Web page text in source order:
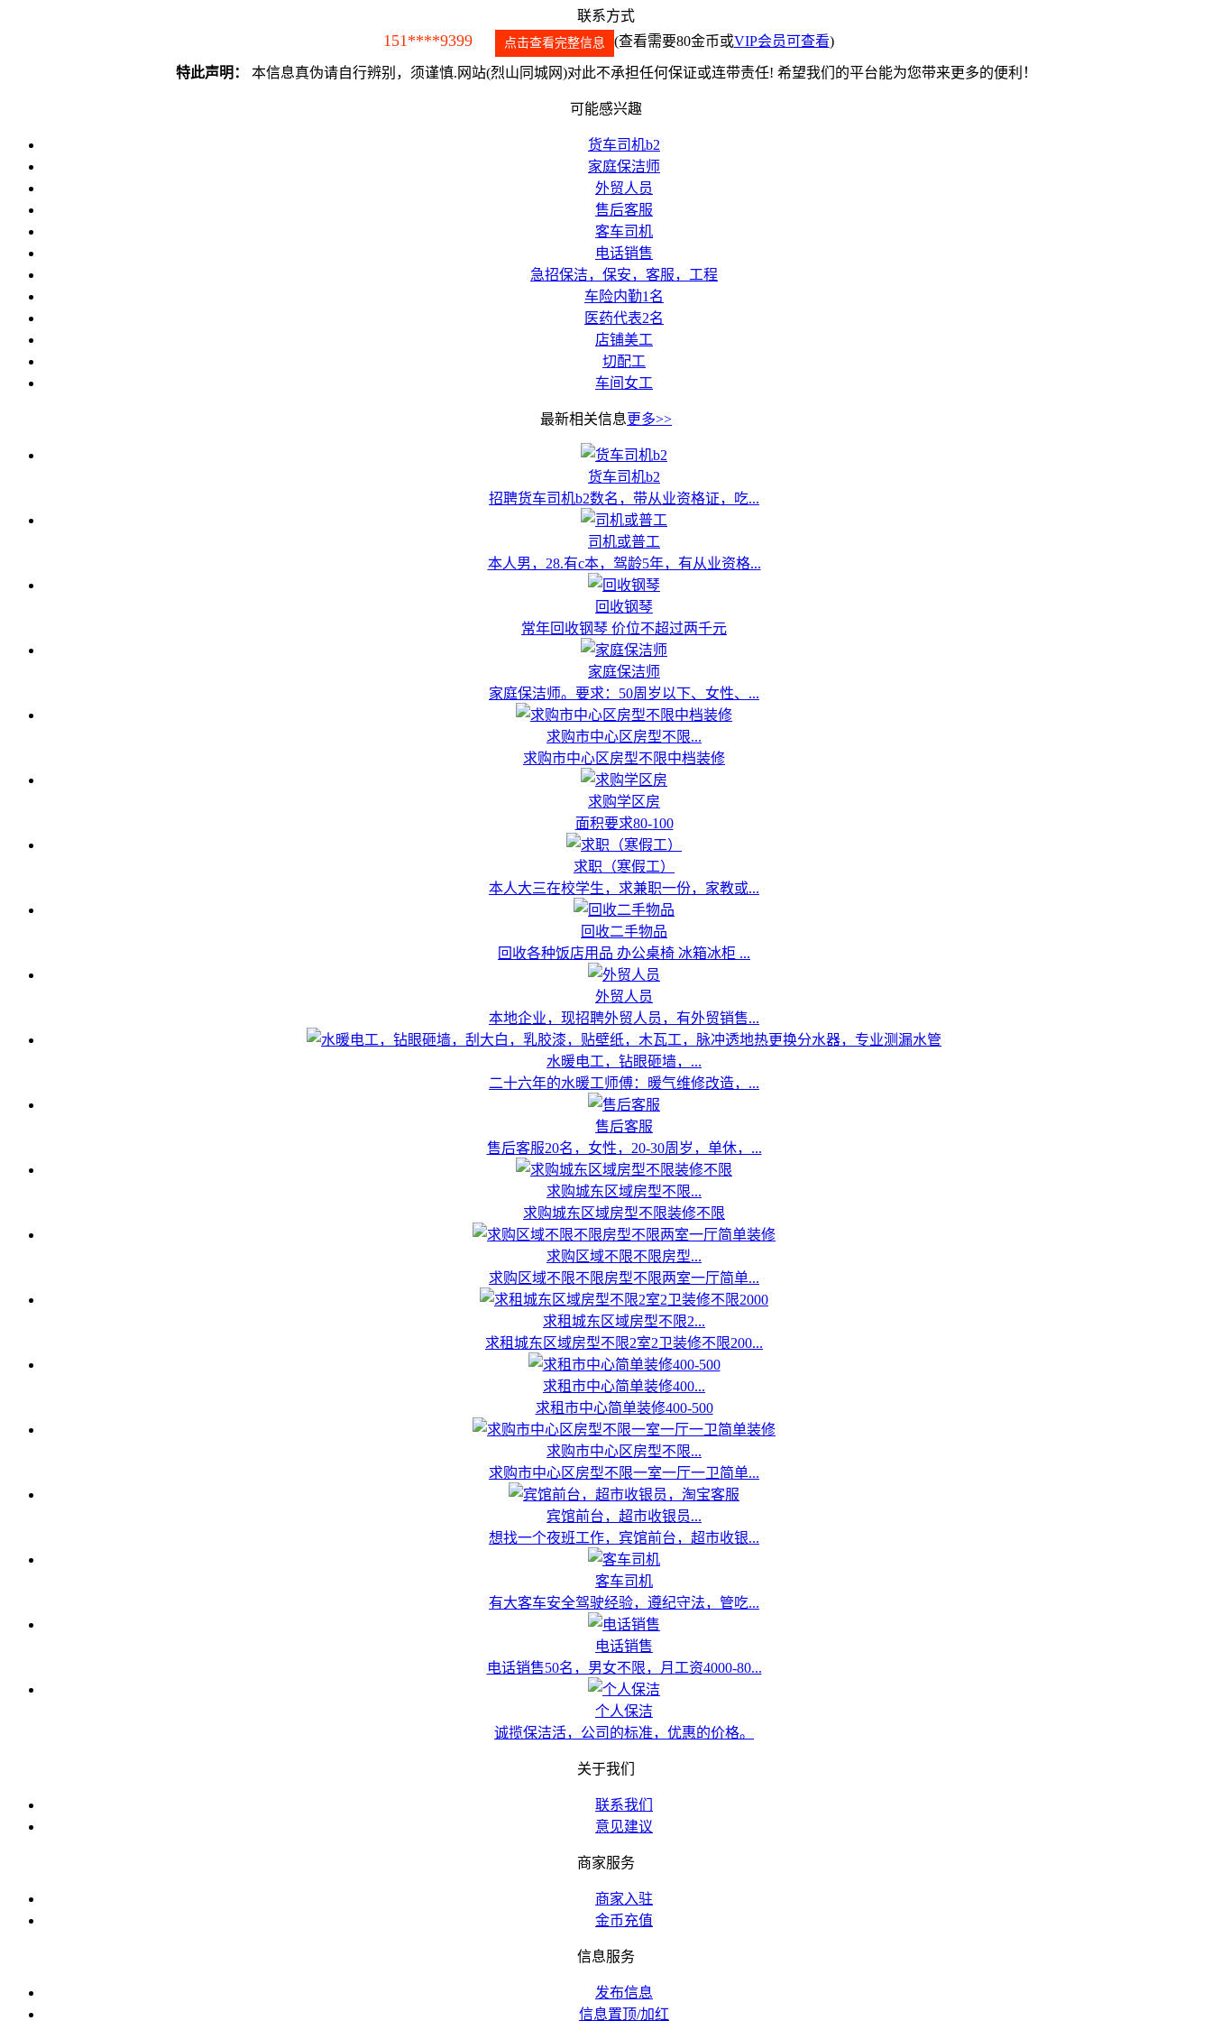
联系方式
151****9399 点击查看完整信息 (查看需要80金币或VIP会员可查看)
特此声明： 本信息真伪请自行辨别，须谨慎.网站(烈山同城网)对此不承担任何保证或连带责任! 希望我们的平台能为您带来更多的便利！
可能感兴趣
货车司机b2
家庭保洁师
外贸人员
售后客服
客车司机
电话销售
急招保洁，保安，客服，工程
车险内勤1名
医药代表2名
店铺美工
切配工
车间女工
最新相关信息更多>>
货车司机b2
招聘货车司机b2数名，带从业资格证，吃...
司机或普工
本人男，28.有c本，驾龄5年，有从业资格...
回收钢琴
常年回收钢琴 价位不超过两千元
家庭保洁师
家庭保洁师。要求：50周岁以下、女性、...
求购市中心区房型不限...
求购市中心区房型不限中档装修
求购学区房
面积要求80-100
求职（寒假工）
本人大三在校学生，求兼职一份，家教或...
回收二手物品
回收各种饭店用品 办公桌椅 冰箱冰柜 ...
外贸人员
本地企业，现招聘外贸人员，有外贸销售...
水暖电工，钻眼砸墙，...
二十六年的水暖工师傅：暖气维修改造，...
售后客服
售后客服20名，女性，20-30周岁，单休，...
求购城东区域房型不限...
求购城东区域房型不限装修不限
求购区域不限不限房型...
求购区域不限不限房型不限两室一厅简单...
求租城东区域房型不限2...
求租城东区域房型不限2室2卫装修不限200...
求租市中心简单装修400...
求租市中心简单装修400-500
求购市中心区房型不限...
求购市中心区房型不限一室一厅一卫简单...
宾馆前台，超市收银员...
想找一个夜班工作，宾馆前台，超市收银...
客车司机
有大客车安全驾驶经验，遵纪守法，管吃...
电话销售
电话销售50名，男女不限，月工资4000-80...
个人保洁
诚揽保洁活，公司的标准，优惠的价格。
关于我们
联系我们
意见建议
商家服务
商家入驻
金币充值
信息服务
发布信息
信息置顶/加红